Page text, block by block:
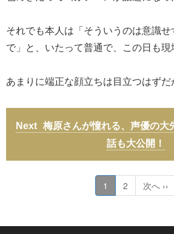
それでも本人は「そういうのは意識
で」と、いたって普通で、この日も現
あまりに端正な顔立ちは目立つはずだ
梅原さんが憧れる、声優の
話も大公開！
1 2 次へ ››